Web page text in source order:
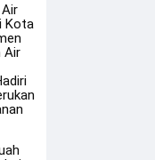
Kota
Air